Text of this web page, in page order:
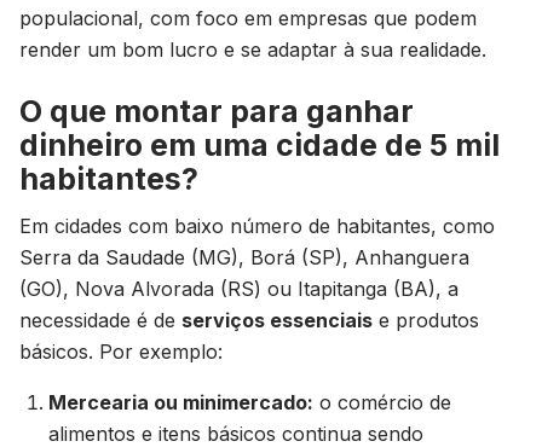
populacional, com foco em empresas que podem
render um bom lucro e se adaptar à sua realidade.
O que montar para ganhar
dinheiro em uma cidade de 5 mil
habitantes?
Em cidades com baixo número de habitantes, como
Serra da Saudade (MG), Borá (SP), Anhanguera
(GO), Nova Alvorada (RS) ou Itapitanga (BA), a
necessidade é de serviços essenciais e produtos
básicos. Por exemplo:
Mercearia ou minimercado: o comércio de
alimentos e itens básicos continua sendo